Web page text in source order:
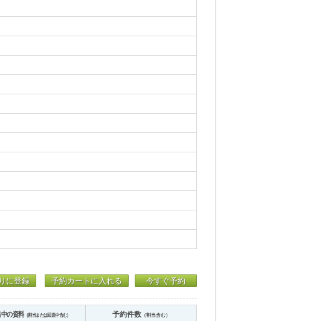
に登録 予約カートに入れる 今すぐ予約
の資料（割当または回送中含む） 予約件数（割当含む）